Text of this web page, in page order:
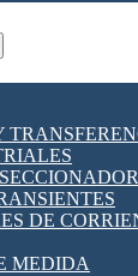
DE
MEDIDA